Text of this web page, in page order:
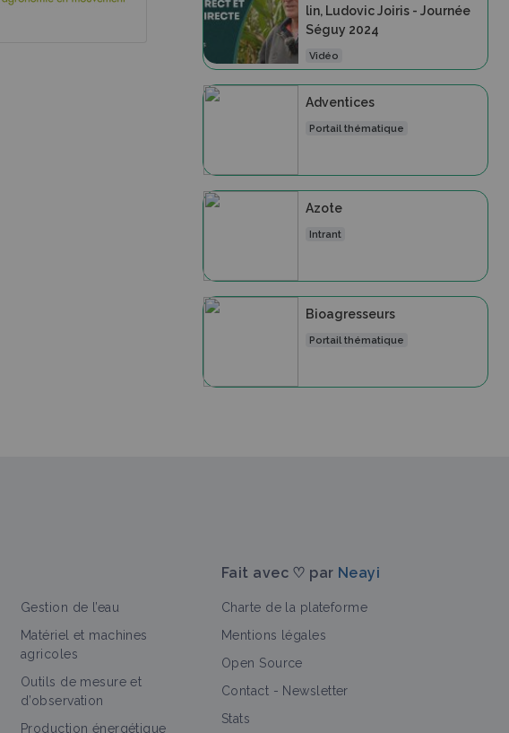
lin, Ludovic Joiris - Journée
Séguy 2024
Vidéo
Adventices
Portail thématique
Azote
Intrant
Bioagresseurs
Portail thématique
Gestion de l’eau
Matériel et machines
agricoles
Outils de mesure et
d’observation
Production énergétique
Fait avec ♡ par Neayi
Charte de la plateforme
Mentions légales
Open Source
Contact - Newsletter
Stats